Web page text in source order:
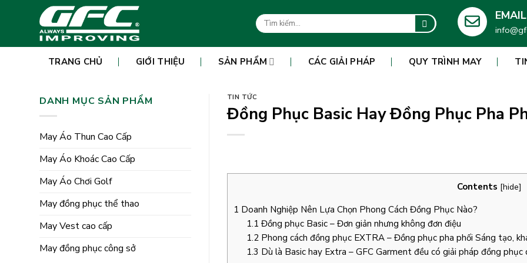
Tìm
kiếm:
EMAIL
TRANG CHỦ GIỚI THIỆU SẢN PHẨM CÁC GIẢI PHÁP QUY TRÌNH MAY
DANH MỤC SẢN PHẨM
May Áo Thun Cao Cấp
May Áo Khoác Cao Cấp
May Áo Chơi Golf
May đồng phục thể thao
May Vest cao cấp
May đồng phục công sở
TIN TỨC
Đồng Phục Basic Hay Đồng Phục Pha
Contents [hide]
1 Doanh Nghiệp Nên Lựa Chọn Phong Cách Đồng Phục Nào?
1.1 Đồng phục Basic – Đơn giản nhưng không đơn điệu
1.2 Phong cách đồng phục EXTRA – Đồng phục pha phối Sáng tạo,
1.3 Dù là Basic hay Extra – GFC Garment đều có giải pháp đồng